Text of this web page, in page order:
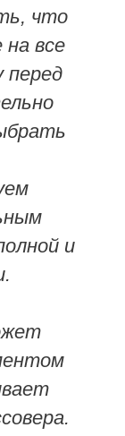
что
на все
перед
и